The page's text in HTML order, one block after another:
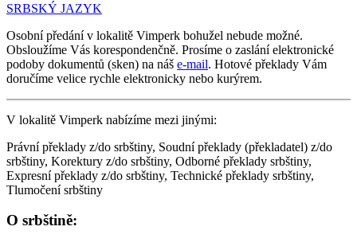
SRBSKÝ JAZYK
Osobní předání v lokalitě Vimperk bohužel nebude možné.
Obsloužíme Vás korespondenčně. Prosíme o zaslání elektronické
podoby dokumentů (sken) na náš e-mail. Hotové překlady Vám
doručíme velice rychle elektronicky nebo kurýrem.
V lokalitě Vimperk nabízíme mezi jinými:
Právní překlady z/do srbštiny, Soudní překlady (překladatel) z/do
srbštiny, Korektury z/do srbštiny, Odborné překlady srbštiny,
Expresní překlady z/do srbštiny, Technické překlady srbštiny,
Tlumočení srbštiny
O srbštině: